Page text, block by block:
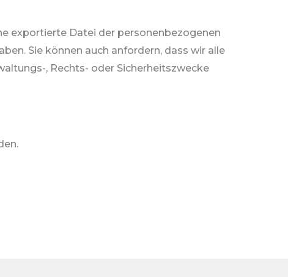
exportierte Datei der personenbezogenen
Sie können auch anfordern, dass wir alle
, Rechts- oder Sicherheitszwecke